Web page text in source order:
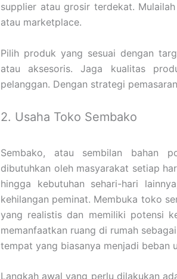
supplier atau grosir terdekat.
atau marketplace.
Pilih produk yang sesuai dengan
atau aksesoris. Jaga kualitas
pelanggan. Dengan strategi
2. Usaha Toko Sembako
Sembako, atau sembilan bahan
dibutuhkan oleh masyarakat setiap
hingga kebutuhan sehari-hari
kehilangan peminat. Membuka toko
yang realistis dan memiliki potensi
memanfaatkan ruang di rumah
tempat yang biasanya menjadi beban
Langkah awal yang perlu dilakukan